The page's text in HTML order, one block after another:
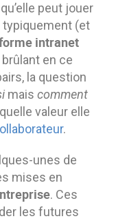
peut jouer
typiquement (et
intranet
brûlant en ce
la question
mais comment
valeur elle
.
unes de
mises en
. Ces
les futures